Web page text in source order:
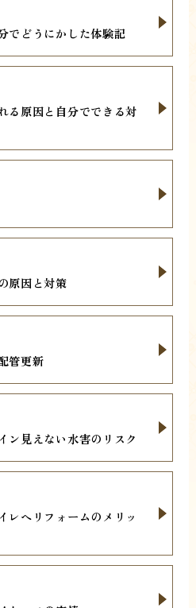
でどうにかした体験記
る原因と自分でできる対
原因と対策
管更新
ン見えない水害のリスク
レへリフォームのメリッ